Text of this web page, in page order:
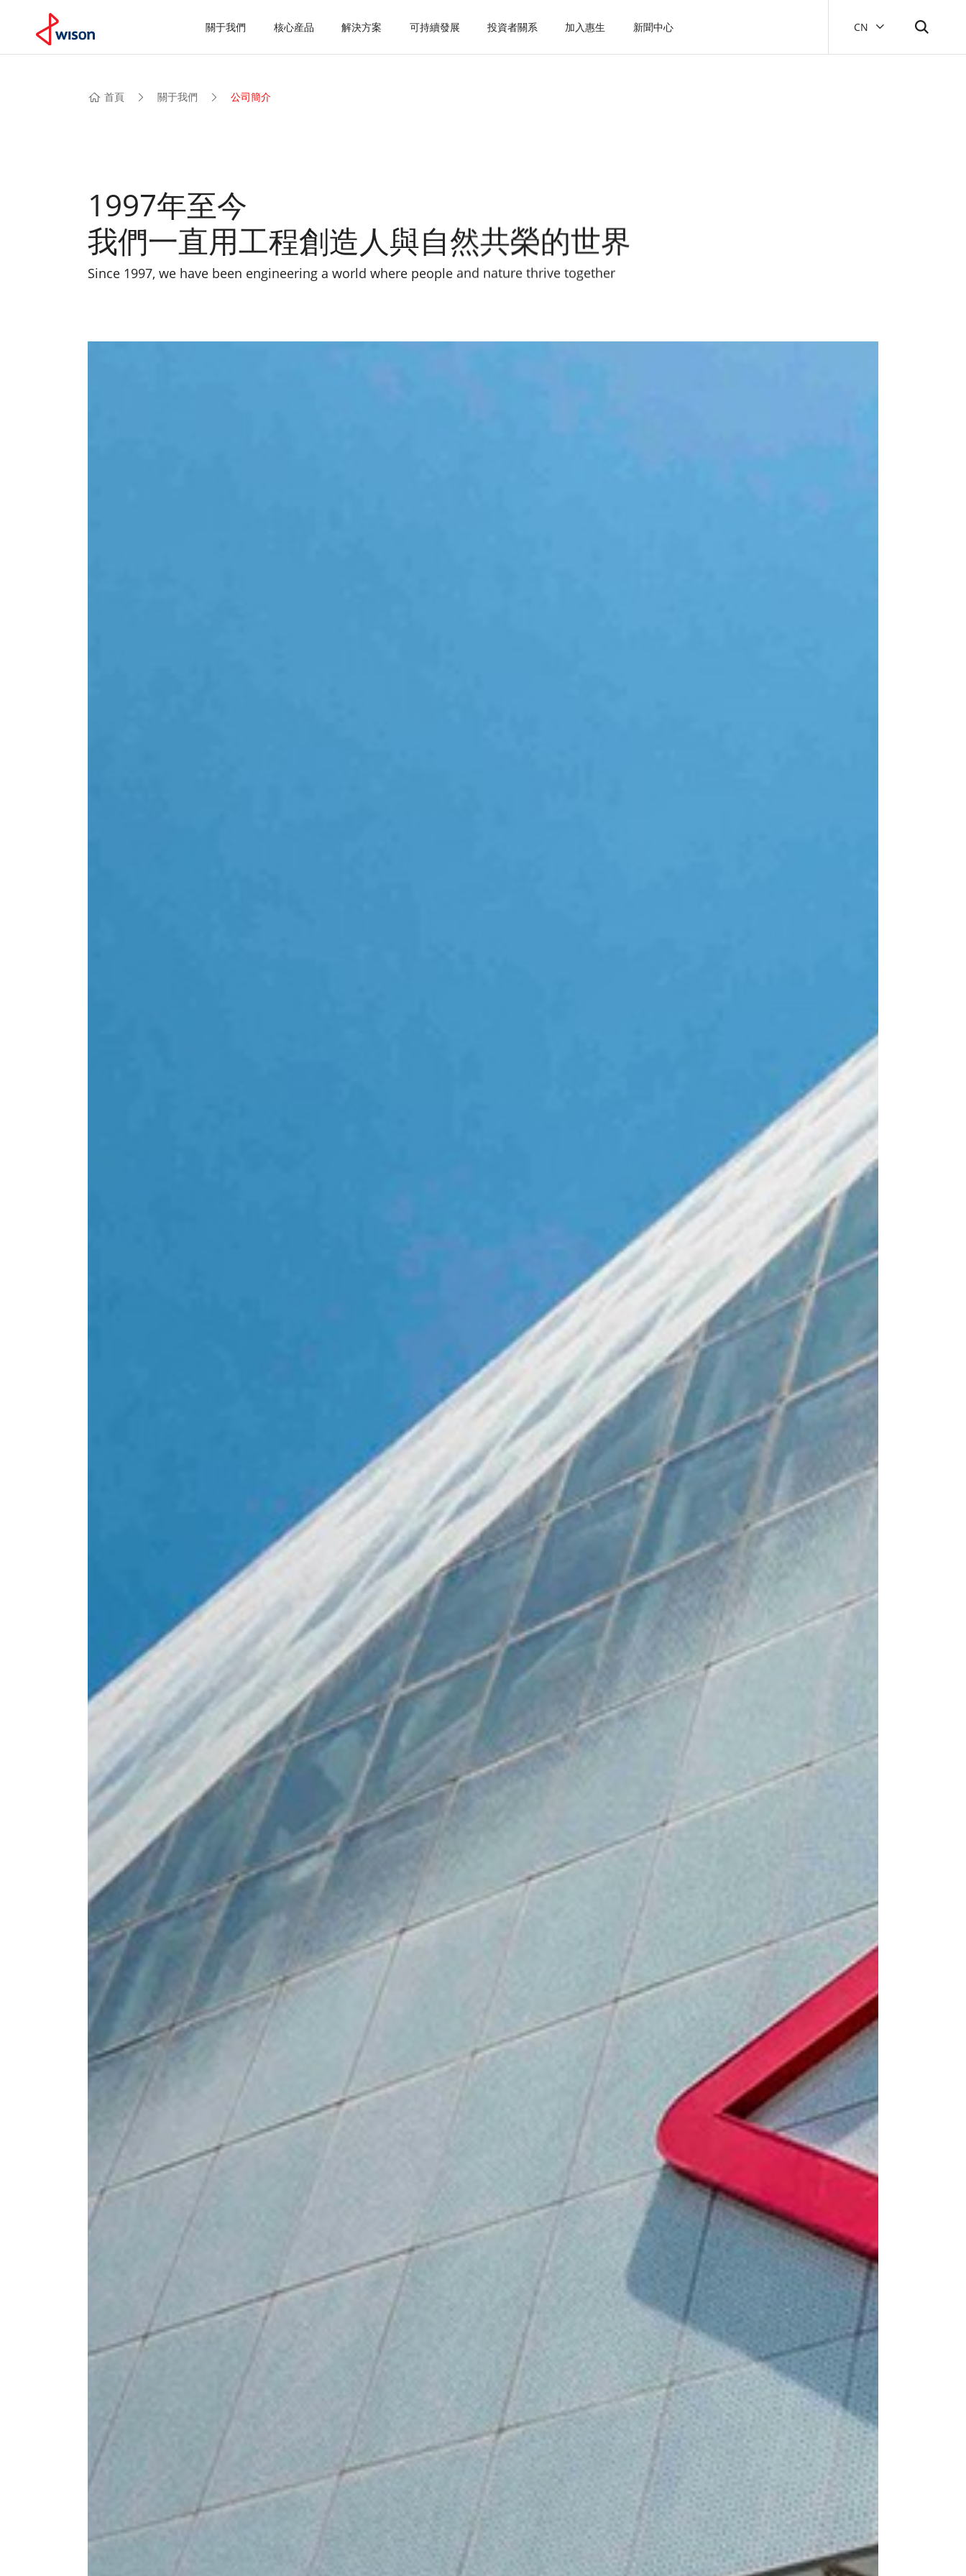
關于我們 核心産品 解決方案 可持續發展 投資者關系 加入惠生 新聞中心 CN
首頁 關于我們 公司簡介
1997年至今
我們一直用工程創造人與自然共榮的世界
Since 1997, we have been engineering a world where people and nature thrive together